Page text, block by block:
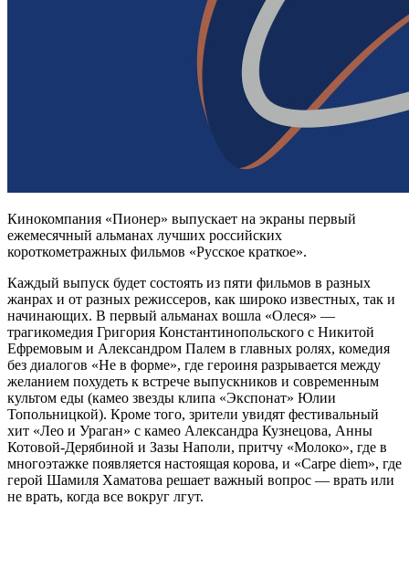
Кинокомпания «Пионер» выпускает на экраны первый
ежемесячный альманах лучших российских
короткометражных фильмов «Русское краткое».
Каждый выпуск будет состоять из пяти фильмов в разных
жанрах и от разных режиссеров, как широко известных, так и
начинающих. В первый альманах вошла «Олеся» —
трагикомедия Григория Константинопольского с Никитой
Ефремовым и Александром Палем в главных ролях, комедия
без диалогов «Не в форме», где героиня разрывается между
желанием похудеть к встрече выпускников и современным
культом еды (камео звезды клипа «Экспонат» Юлии
Топольницкой). Кроме того, зрители увидят фестивальный
хит «Лео и Ураган» с камео Александра Кузнецова, Анны
Котовой-Дерябиной и Зазы Наполи, притчу «Молоко», где в
многоэтажке появляется настоящая корова, и «Carpe diem», где
герой Шамиля Хаматова решает важный вопрос — врать или
не врать, когда все вокруг лгут.